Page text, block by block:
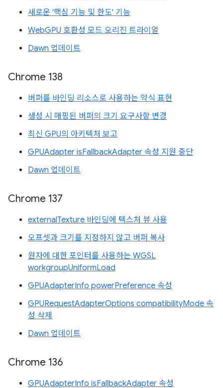
새로운 '핵심 기능 및 한도' 기능
WebGPU 호환성 모드 오리진 트라이얼
Dawn 업데이트
Chrome 138
버퍼를 바인딩 리소스로 사용하는 약식 표현
생성 시 매핑된 버퍼의 크기 요구사항 변경
최신 GPU의 아키텍처 보고
GPUAdapter isFallbackAdapter 속성 지원 중단
Dawn 업데이트
Chrome 137
externalTexture 바인딩에 텍스처 뷰 사용
오프셋과 크기를 지정하지 않고 버퍼 복사
원자에 대한 포인터를 사용하는 WGSL
workgroupUniformLoad
GPUAdapterInfo powerPreference 속성
GPURequestAdapterOptions compatibilityMode 속
성 삭제
Dawn 업데이트
Chrome 136
GPUAdapterInfo isFallbackAdapter 속성